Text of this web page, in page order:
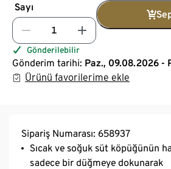
Sayı
Gönderilebilir
Gönderim tarihi: Paz., 09.08.2026 -
Ürünü favorilerime ekle
Sipariş Numarası: 658937
Sıcak ve soğuk süt köpüğünün
sadece bir düğmeye dokunarak